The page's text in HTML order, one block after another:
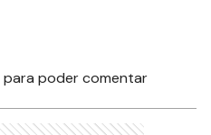
para poder comentar